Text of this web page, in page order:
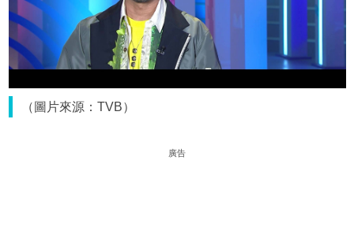
（圖片來源：TVB）
廣告